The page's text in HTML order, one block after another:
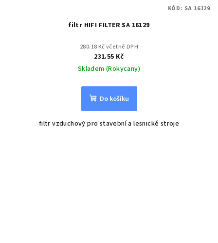
filtr HIFI FILTER SA 16129
280.18 Kč včetně DPH
231.55 Kč
Skladem (Rokycany)
Do košíku
filtr vzduchový pro stavební a lesnické stroje
KÓD: SA 16129